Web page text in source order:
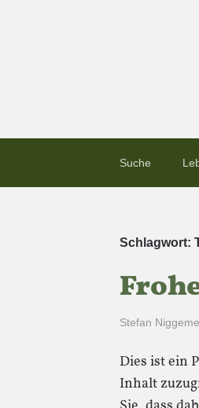
Suche
Schlagwort:
Stefan
Dies ist ein
Inhalt